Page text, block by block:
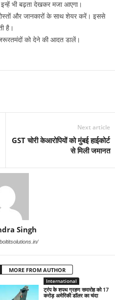
भी बढ़ता देखकर मजा आएगा।
और जानकारों के साथ शेयर करें। इससे
है।
को देने की आदत डालें।
Next article
GST चोरी केआरोपियों को मुंबई हाईकोर्ट
से मिली जमानत
Singh
MORE FROM AUTHOR
International
ट्रंप के शपथ ग्रहण समारोह को 17
करोड़ अमेरिकी डॉलर का चंदा